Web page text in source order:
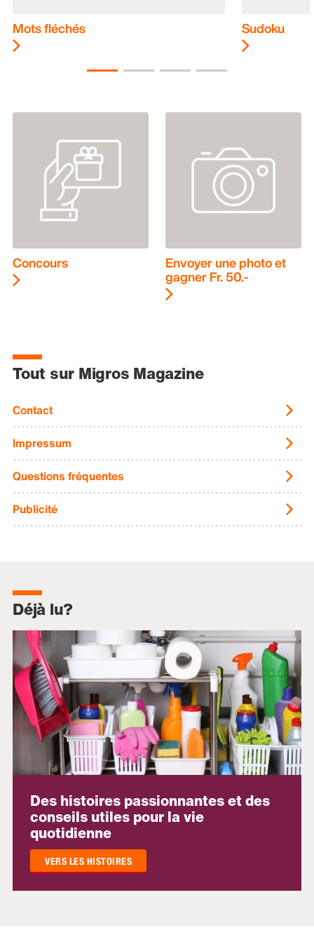
Mots fléchés Sudoku
Concours Envoyer une photo et
gagner Fr. 50.-
Tout sur Migros Magazine
Contact
Impressum
Questions fréquentes
Publicité
Déjà lu?
Des histoires passionnantes et des
conseils utiles pour la vie
quotidienne
VERS LES HISTOIRES